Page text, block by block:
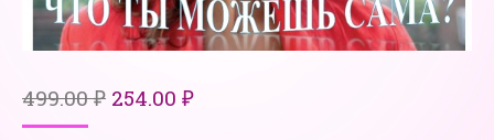
499.00₽ Первоначальная
254.00 ₽Текущая